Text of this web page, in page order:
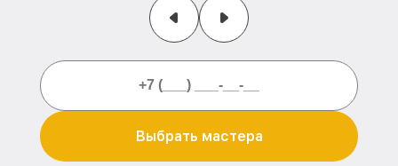
Выбрать мастера